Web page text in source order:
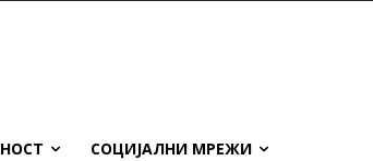
СОЦИЈАЛНИ МРЕЖИ